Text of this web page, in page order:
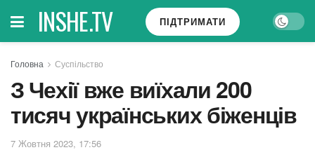
INSHE.TV ПІДТРИМАТИ
Головна Суспільство
З Чехії вже виїхали 200
тисяч українських біженців
7 Жовтня 2023, 17:56